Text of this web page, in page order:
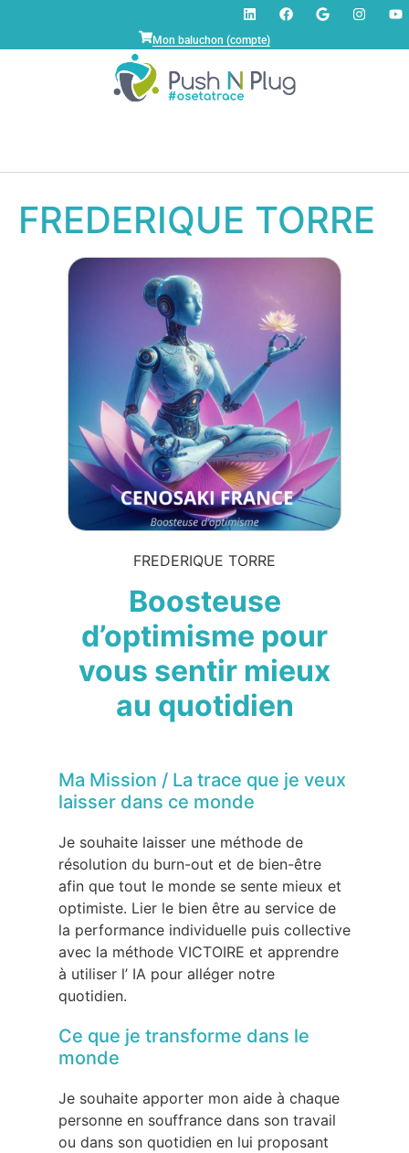
Mon baluchon (compte)
FREDERIQUE TORRE
FREDERIQUE TORRE
Boosteuse
d’optimisme pour
vous sentir mieux
au quotidien
Ma Mission / La trace que je veux
laisser dans ce monde
Je souhaite laisser une méthode de
résolution du burn-out et de bien-être
afin que tout le monde se sente mieux et
optimiste. Lier le bien être au service de
la performance individuelle puis collective
avec la méthode VICTOIRE et apprendre
à utiliser l’ IA pour alléger notre
quotidien.
Ce que je transforme dans le
monde
Je souhaite apporter mon aide à chaque
personne en souffrance dans son travail
ou dans son quotidien en lui proposant